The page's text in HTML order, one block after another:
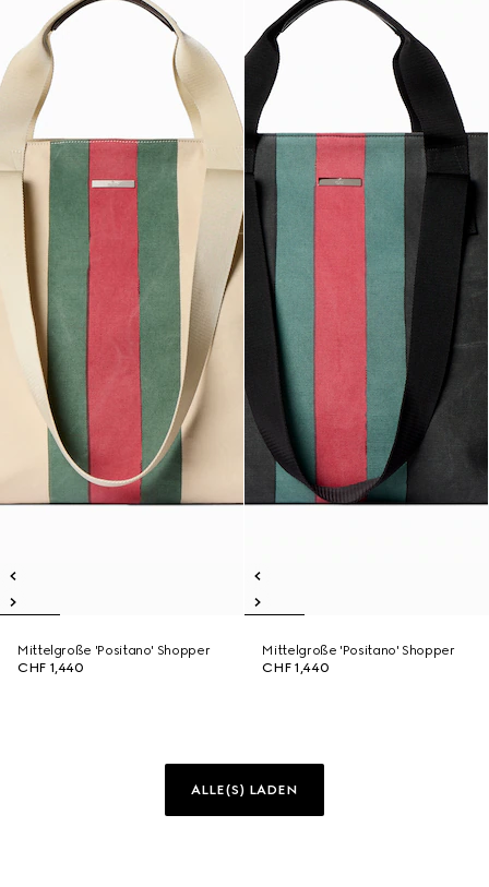
Mittelgroße 'Positano' Shopper
CHF 1,440
Mittelgroße 'Positano' Shopper
CHF 1,440
ALLE(S) LADEN